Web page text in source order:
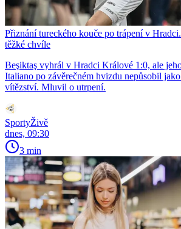
Přiznání tureckého kouče po trápení v
těžké chvíle
Beşiktaş vyhrál v Hradci Králové 1:0, ale
Italiano po závěrečném hvizdu nepůsobil
vítězství. Mluvil o utrpení.
SportyŽivě
dnes, 09:30
3 min